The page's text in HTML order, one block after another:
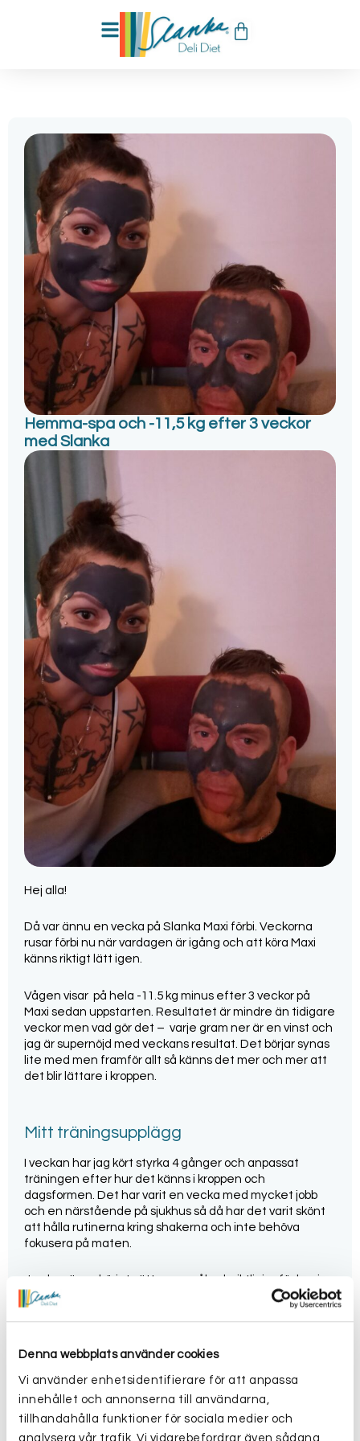
Denna webbplats använder cookies
Vi använder enhetsidentifierare för att anpassa
innehållet och annonserna till användarna,
tillhandahålla funktioner för sociala medier och
analysera vår trafik. Vi vidarebefordrar även sådana
Hemma-spa och -11,5 kg efter 3 veckor
med Slanka
Hej alla!
Då var ännu en vecka på Slanka Maxi förbi. Veckorna
rusar förbi nu när vardagen är igång och att köra Maxi
känns riktigt lätt igen.
Vågen visar på hela -11.5 kg minus efter 3 veckor på
Maxi sedan uppstarten. Resultatet är mindre än tidigare
veckor men vad gör det – varje gram ner är en vinst och
jag är supernöjd med veckans resultat. Det börjar synas
lite med men framför allt så känns det mer och mer att
det blir lättare i kroppen.
Mitt träningsupplägg
I veckan har jag kört styrka 4 gånger och anpassat
träningen efter hur det känns i kroppen och
dagsformen. Det har varit en vecka med mycket jobb
och en närstående på sjukhus så då har det varit skönt
att hålla rutinerna kring shakerna och inte behöva
fokusera på maten.
Jag har även börjat sätta upp mål och riktlinjer för hur jag
ska kunna bibehålla viktnedgången på bästa sätt när
den här Slanka Maxi perioden är klar. Dock är jag inte
lyckas på sikt.
Hemma-spa istället för myskvällar